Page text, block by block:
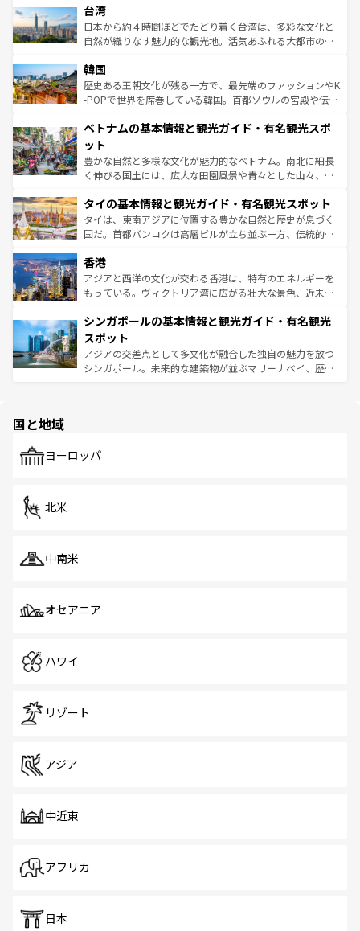
人々、おいしいローカルフードやハワイアンミュージッ
ク、伝統的なフラダンスなど、すべてがハワイの魅力を彩
っている。訪れるたびに新しい発見と感動が待っているハ
はコンテンツ一覧
リアリーフや大陸中央部にそびえるウルル（エアーズロッ
ク）、タスマニアの美しい原生林やケアンズの熱帯雨林な
ど、見どころがたくさん。また、カフェやワイン、オージ
いる。アクティビティも充実しており、サーフィンやダイ
ビング、ハイキングなど、アウトドア好きにはたまらな
い。オーストラリアの多彩な魅力を存分に味わいつくそ
参照してほしい。
台湾
日本から約４時間ほどでたどり着く台湾は、多彩な文化と
自然が織りなす魅力的な観光地。活気あふれる大都市の台
ン）、静ひつな山岳地帯である台湾東部など、都市の喧騒
と山間の静けさが共存しており、訪れる人に新しい発見と
驚きをもたらしてくれる。また、奥深い台湾の食文化も魅
容にもいいと評判のスイーツなど、バラエティ豊かな料理
照してほしい。
韓国
歴史ある王朝文化が残る一方で、最先端のファッションやK
-POPで世界を席巻している韓国。首都ソウルの宮殿や伝統
き、地方に足を延ばせば四季折々の自然美を楽しむことが
できる。そして、キムチや焼肉、絶品のストリートフード
まで、さまざまな韓国料理が待っている。夜には、韓国な
らではのナイトライフも堪能できる。あたたかいホスピタ
わってみてほしい。 なお、新着の韓国情報はコンテンツ一
覧 を参照してほしい。
ベトナムの基本情報と観光ガイド・有名観光スポ
ット
豊かな自然と多様な文化が魅力的なベトナム。南北に細長
く伸びる国土には、広大な田園風景や青々とした山々、世
急速な発展と共に伝統が息づく。ハノイの古い町並みやホ
ーチミン市のフランス統治時代の建物も、独特の雰囲気を
醸し出している。また、バラエティの豊かさとおいしさで
とつ。フォーやバインミー、ベトナムコーヒーなどは、ぜ
ひ現地で味わいたい。どの地域を訪れてもあたたかい人々
が旅行者を迎えてくれるので、きっと忘れられない旅にな
参照してほしい。
タイの基本情報と観光ガイド・有名観光スポット
タイは、東南アジアに位置する豊かな自然と歴史が息づく
国だ。首都バンコクは高層ビルが立ち並ぶ一方、伝統的な
の活気が交差している。北部ではチェンマイなどの山岳地
帯で自然と触れ合い、南部ではプーケットやクラビの美し
いビーチでリゾート気分を楽しむことができる。タイ料理
激する。気候は一年中温暖で、どの季節にも異なる楽しみ
が待っている。親しみやすいタイの人々、仏教を中心とし
た文化、そして多様な観光資源が、訪れる旅人を魅了し続
ける。 なお、新着のタイ情報はコンテンツ一覧を参照して
香港
アジアと西洋の文化が交わる香港は、特有のエネルギーを
もっている。ヴィクトリア湾に広がる壮大な景色、近未来
み、どこを訪れても感動するはず。観光スポットが密集し
ており、効率よく見どころを回れるのも魅力。息をのむよ
うな絶景から文化的な体験まで、香港を存分に楽しみ尽く
そう。 なお、新着の香港情報はコンテンツ一覧を参照して
シンガポールの基本情報と観光ガイド・有名観光
スポット
アジアの交差点として多文化が融合した独自の魅力を放つ
シンガポール。未来的な建築物が並ぶマリーナベイ、歴史
で、ホーカーズは地元の風情を楽しめる外せないスポット
国と地域
ヨーロッパ
北米
中南米
オセアニア
ハワイ
リゾート
アジア
中近東
アフリカ
日本